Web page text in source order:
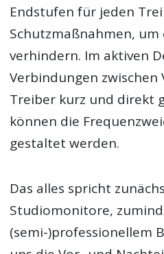
Endstufen für jeden
Schutzmaßnahmen,
verhindern. Im aktiven
Verbindungen zwischen
Treiber kurz und direkt
können die
gestaltet werden.
Das alles spricht
Studiomonitore,
(semi-)professionellem